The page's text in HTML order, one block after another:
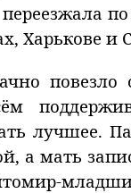
переезжала
Харькове и
повезло
лучшее.
а мать